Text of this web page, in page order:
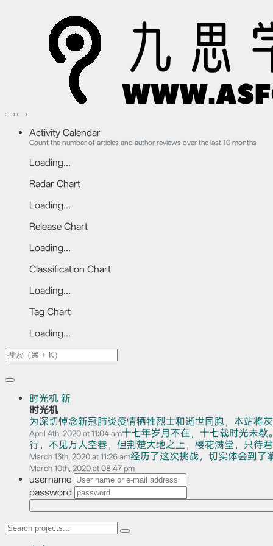
Activity Calendar
Count the number of articles and author reviews over the last 10 months
Loading...
Radar Chart
Loading...
Release Chart
Loading...
Classification Chart
Loading...
Tag Chart
Loading...
时光机 新
时光机
为深切悼念新冠肺炎疫情牺牲烈士和逝世同胞，本站将
April 4th, 2020 at 11:04 am十七年岁月不在，十七载时光未
行，不见万人空巷，但荆楚大地之上，樱花满堂，只待
March 13th, 2020 at 11:26 am经历了这次挑战，切实体会到了
March 10th, 2020 at 08:47 pm
username
password